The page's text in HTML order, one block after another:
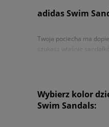
adidas Swim
Twoja pociecha ma
szukasz właśnie
najsłynniejszych,
pozostały we właściwej
adidas Swim Sandal
letnich outfitów.
Wybierz kolor
Swim Sandals: